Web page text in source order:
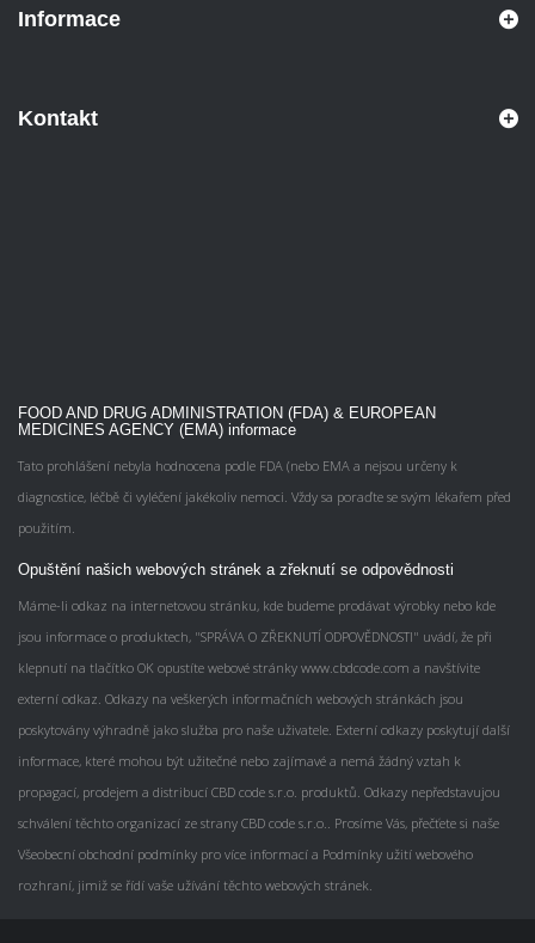
Informace
Kontakt
FOOD AND DRUG ADMINISTRATION (FDA) & EUROPEAN
MEDICINES AGENCY (EMA) informace
Tato prohlášení nebyla hodnocena podle FDA (nebo EMA a nejsou určeny k
diagnostice, léčbě či vyléčení jakékoliv nemoci. Vždy sa poraďte se svým lékařem před
použitím.
Opuštění našich webových stránek a zřeknutí se odpovědnosti
Máme-li odkaz na internetovou stránku, kde budeme prodávat výrobky nebo kde
jsou informace o produktech, "SPRÁVA O ZŘEKNUTÍ ODPOVĚDNOSTI" uvádí, že při
klepnutí na tlačítko OK opustíte webové stránky www.cbdcode.com a navštívite
externí odkaz. Odkazy na veškerých informačních webových stránkách jsou
poskytovány výhradně jako služba pro naše uživatele. Externí odkazy poskytují další
informace, které mohou být užitečné nebo zajímavé a nemá žádný vztah k
propagací, prodejem a distribucí CBD code s.r.o. produktů. Odkazy nepředstavujou
schválení těchto organizací ze strany CBD code s.r.o.. Prosíme Vás, přečťete si naše
Všeobecní obchodní podmínky pro více informací a Podmínky užití webového
rozhraní, jimiž se řídí vaše užívání těchto webových stránek.